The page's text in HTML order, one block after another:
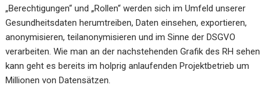
„Berechtigungen“ und „Rollen“ werden sich im Umfeld unserer
Gesundheitsdaten herumtreiben, Daten einsehen, exportieren,
anonymisieren, teilanonymisieren und im Sinne der DSGVO
verarbeiten. Wie man an der nachstehenden Grafik des RH sehen
kann geht es bereits im holprig anlaufenden Projektbetrieb um
Millionen von Datensätzen.